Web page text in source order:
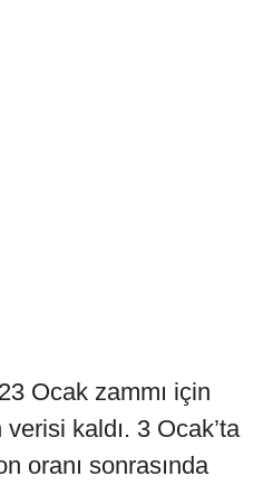
Ocak zammı için
kaldı. 3 Ocak’ta
oranı sonrasında